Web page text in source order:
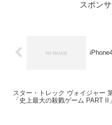
スポン
スター・トレック ヴォイジャー
「史上最大の殺戮ゲーム PART II」